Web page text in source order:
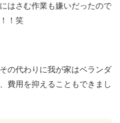
はさむ作業も嫌いだったので
！笑
の代わりに我が家はベランダ
費用を抑えることもできまし